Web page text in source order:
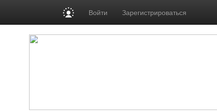
Войти Зарегистрироваться